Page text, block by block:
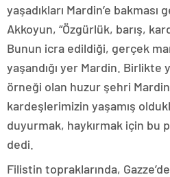
yaşadıkları Mardin’e
Akkoyun, “Özgürlük, barış,
Bunun icra edildiği, gerçek
yaşandığı yer Mardin. Birlikte
örneği olan huzur şehri
kardeşlerimizin yaşamış
duyurmak, haykırmak için bu
dedi.
Filistin topraklarında,